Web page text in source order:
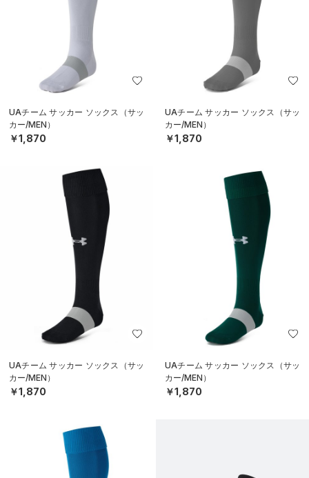
UAチーム サッカー ソックス（サッ
カー/MEN）
￥1,870
UAチーム サッカー ソックス（サッ
カー/MEN）
￥1,870
UAチーム サッカー ソックス（サッ
カー/MEN）
￥1,870
UAチーム サッカー ソックス（サッ
カー/MEN）
￥1,870